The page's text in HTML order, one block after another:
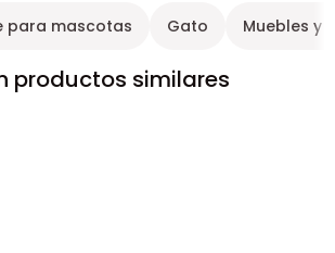
para mascotas Gato Muebles y
productos similares